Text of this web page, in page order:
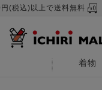
(税込)以上で送料無料
着物